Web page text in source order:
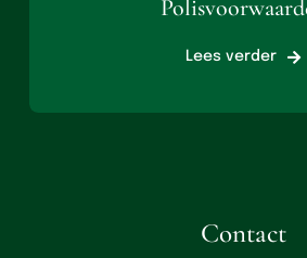
Lees verder
Contact